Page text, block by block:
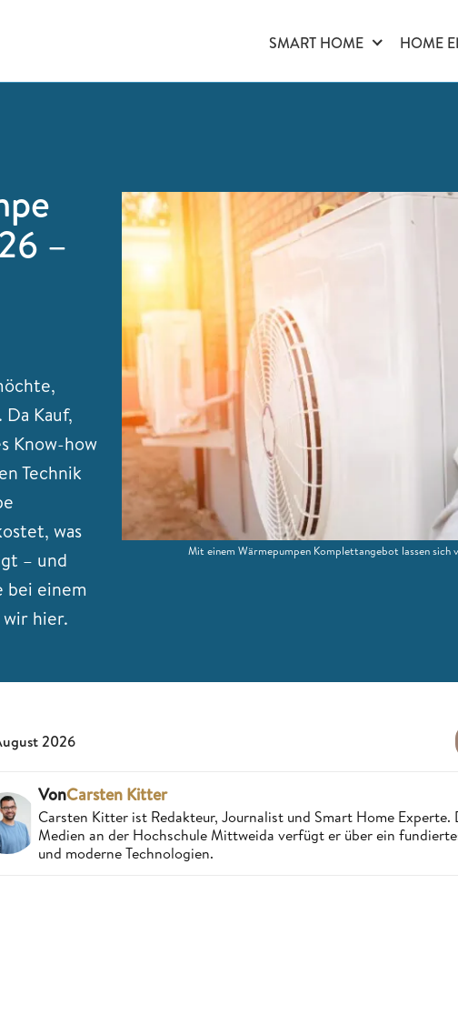
SMART HOME HOME
–
Kauf,
Know-how
Technik
was
– und
bei einem
hier.
Mit einem Wärmepumpen Komplettangebot lassen sich
2026
VonCarsten Kitter
Carsten Kitter ist Redakteur, Journalist und Smart Home
Medien an der Hochschule Mittweida verfügt er über ein
und moderne Technologien.